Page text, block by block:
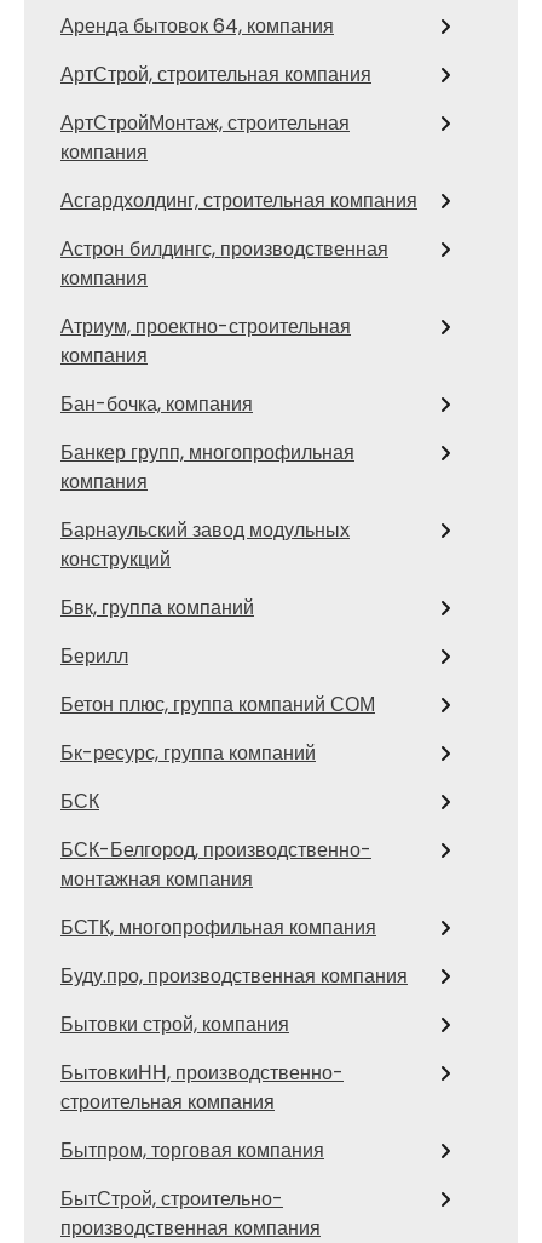
Аренда бытовок 64, компания
АртСтрой, строительная компания
АртСтройМонтаж, строительная
компания
Асгардхолдинг, строительная компания
Астрон билдингс, производственная
компания
Атриум, проектно-строительная
компания
Бан-бочка, компания
Банкер групп, многопрофильная
компания
Барнаульский завод модульных
конструкций
Бвк, группа компаний
Берилл
Бетон плюс, группа компаний СОМ
Бк-ресурс, группа компаний
БСК
БСК-Белгород, производственно-
монтажная компания
БСТК, многопрофильная компания
Буду.про, производственная компания
Бытовки строй, компания
БытовкиНН, производственно-
строительная компания
Бытпром, торговая компания
БытСтрой, строительно-
производственная компания